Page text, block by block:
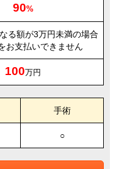
90%
る額が3万円未満の場合
お支払いできません
100万円
手術
○